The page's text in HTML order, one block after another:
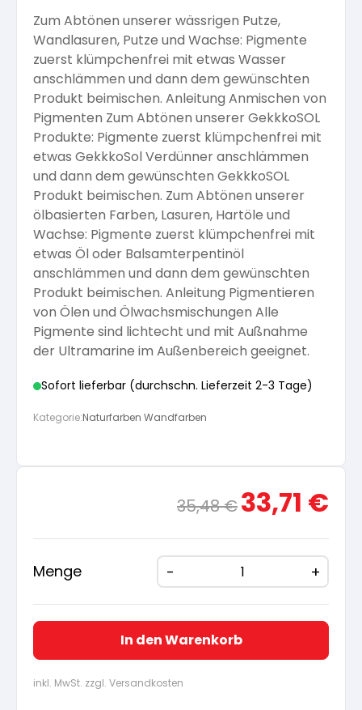
Öle für Außen
Pflege und Reinigung
Versiegelung für Beton
Pflege
Kalkfarben
Anti Schimmelfarbe
Isolierfarben
Latexfarben
Spezialfarben
Silikatfarben
Pflege und Reinigung
Spezialprodukte
Arbeitshandschuhe
Dichtmassen
Farbwalzen
Pinsel und Bürsten
Schleifmittel
Zum Abtönen unserer wässrigen Putze,
Wandlasuren, Putze und Wachse: Pigmente
zuerst klümpchenfrei mit etwas Wasser
anschlämmen und dann dem gewünschten
Produkt beimischen. Anleitung Anmischen von
Pigmenten Zum Abtönen unserer GekkkoSOL
Produkte: Pigmente zuerst klümpchenfrei mit
etwas GekkkoSol Verdünner anschlämmen
und dann dem gewünschten GekkkoSOL
Produkt beimischen. Zum Abtönen unserer
ölbasierten Farben, Lasuren, Hartöle und
Wachse: Pigmente zuerst klümpchenfrei mit
etwas Öl oder Balsamterpentinöl
anschlämmen und dann dem gewünschten
Produkt beimischen. Anleitung Pigmentieren
von Ölen und Ölwachsmischungen Alle
Pigmente sind lichtecht und mit Außnahme
der Ultramarine im Außenbereich geeignet.
Sofort lieferbar (durchschn. Lieferzeit 2-3 Tage)
Kategorie:Naturfarben Wandfarben
35,48€
Ursprünglicher
Preis
33,71 €
Menge
In den Warenkorb
inkl. MwSt. zzgl. Versandkosten